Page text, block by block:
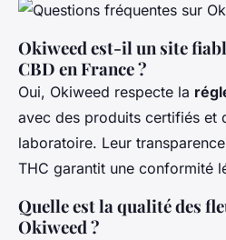
Okiweed est-il un site
CBD en France ?
Oui, Okiweed respecte la
avec des produits certifiés et
laboratoire. Leur
THC garantit une conformité
Quelle est la qualité des
Okiweed ?